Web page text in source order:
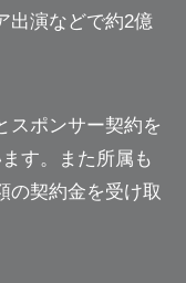
出演などで約2億
スポンサー契約を
す。また所属も
の契約金を受け取